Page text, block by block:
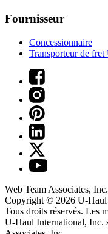
Fournisseur
Concessionnaire
Transporteur de
Web Team Associates,
Copyright © 2026 U-Haul
Tous droits réservés. Les
U-Haul International, Inc.